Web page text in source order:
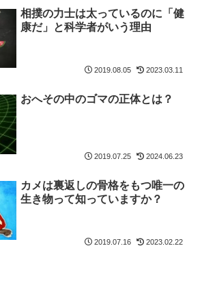
相撲の力士は太っているのに「健
康だ」と科学者がいう理由
2019.08.05 2023.03.11
おへその中のゴマの正体とは？
2019.07.25 2024.06.23
カメは裏返しの骨格をもつ唯一の
生き物って知っていますか？
2019.07.16 2023.02.22